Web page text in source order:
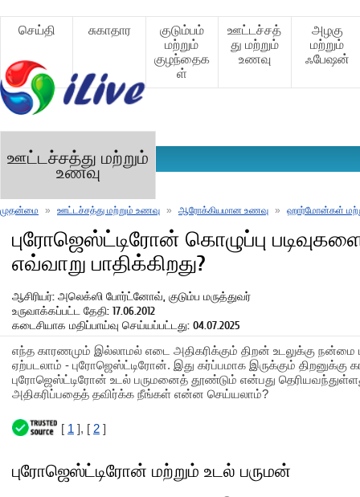
செய்தி சுகாதார
குடும்பம்
மற்றும்
குழந்தைக
ள்
ஊட்டச்சத்
து மற்றும்
உணவு
அழகு
மற்றும்
ஃபேஷன்
ஊட்டச்சத்து மற்றும்
உணவு
முதன்மை » ஊட்டச்சத்து மற்றும் உணவு » ஆரோக்கியமான உணவு » ஹார்மோன்கள்
புரோஜெஸ்ட்டிரோன் கொழுப்பு
எவ்வாறு பாதிக்கிறது?
ஆசிரியர்: அலெக்ஸி போர்ட்னோவ், குடும்ப மருத்துவர்
உருவாக்கப்பட்ட தேதி: 17.06.2012
கடைசியாக மதிப்பாய்வு செய்யப்பட்டது: 04.07.2025
எந்த காரணமும் இல்லாமல் எடை அதிகரிக்கும் திறன் உடலுக்கு
ஏற்படலாம் - புரோஜெஸ்ட்டிரோன். இது கர்ப்பமாக இருக்கும்
புரோஜெஸ்ட்டிரோன் உடல் பருமனைத் தூண்டும் என்பது
அதிகரிப்பதைத் தவிர்க்க நீங்கள் என்ன செய்யலாம்?
[ 1 ], [ 2 ]
புரோஜெஸ்ட்டிரோன் மற்றும் உடல் பருமன்